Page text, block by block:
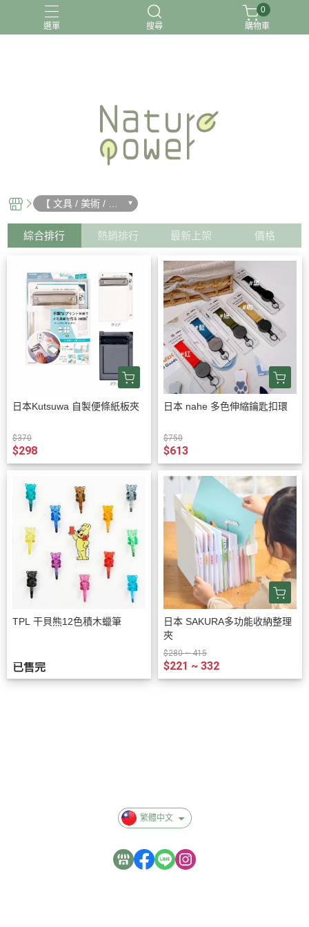
選單 搜尋
0
購物車
【 文具 / 美術 / 文
創 】
綜合排行 熱銷排行 最新上架 價格
日本Kutsuwa 自製便條紙板夾
$370
$298
日本 nahe 多色伸縮鑰匙扣環
$750
$613
TPL 干貝熊12色積木蠟筆
已售完
日本 SAKURA多功能收納整理
夾
$280 ~ 415
$221 ~ 332
繁體中文